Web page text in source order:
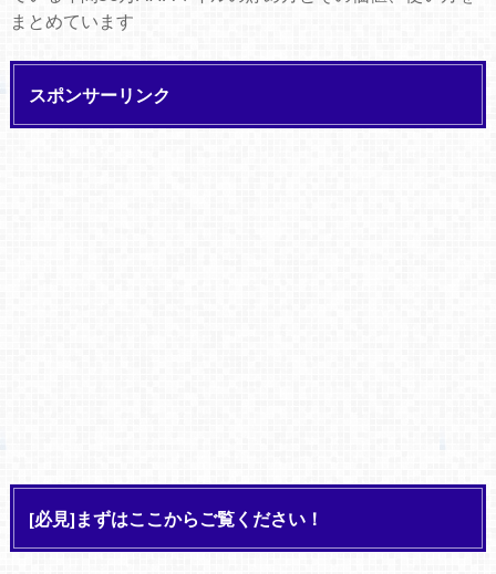
まとめています
スポンサーリンク
[必見]まずはここからご覧ください！